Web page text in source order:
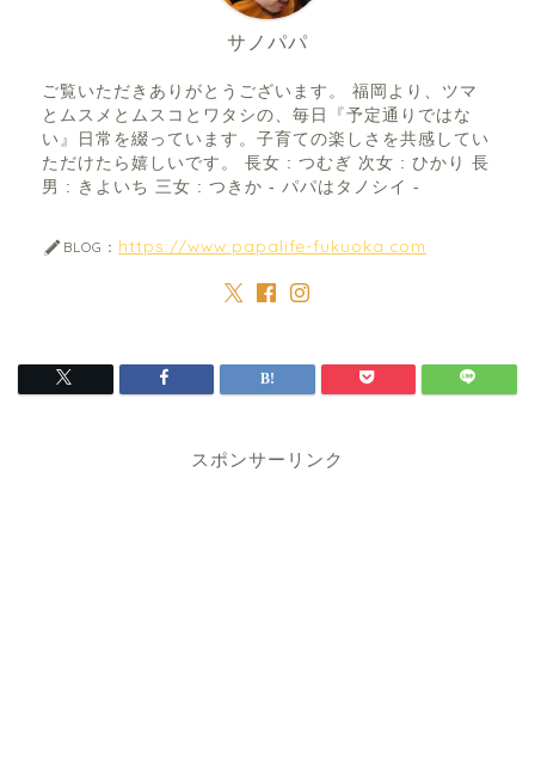
サノパパ
ご覧いただきありがとうございます。 福岡より、ツマ
とムスメとムスコとワタシの、毎日『予定通りではな
い』日常を綴っています。子育ての楽しさを共感してい
ただけたら嬉しいです。 長女 : つむぎ 次女 : ひかり 長
男 : きよいち 三女 : つきか - パパはタノシイ -
BLOG： https://www.papalife-fukuoka.com
スポンサーリンク